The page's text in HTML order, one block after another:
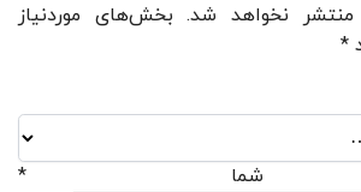
نخواهد شد. بخش‌های موردنیاز
*
شما *